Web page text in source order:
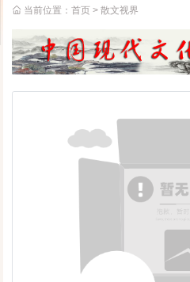
当前位置：首页 >散文视界